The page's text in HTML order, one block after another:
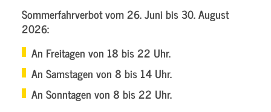
Sommerfahrverbot vom 26. Juni bis 30. August
2026:
An Freitagen von 18 bis 22 Uhr.
An Samstagen von 8 bis 14 Uhr.
An Sonntagen von 8 bis 22 Uhr.